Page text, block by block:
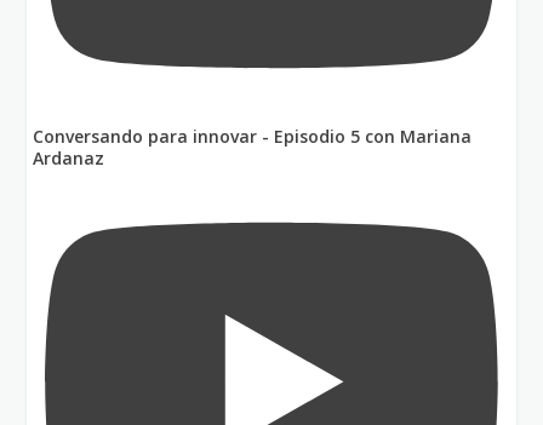
Conversando para innovar - Episodio 5 con Mariana
Ardanaz